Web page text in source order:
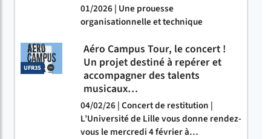
01/2026 | Une prouesse
organisationnelle et technique
UFR3S
Aéro Campus Tour, le concert !
Un projet destiné à repérer et
accompagner des talents
musicaux…
04/02/26 | Concert de restitution |
L’Université de Lille vous donne rendez-
vous le mercredi 4 février à…